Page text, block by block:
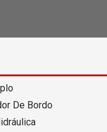
De Bordo